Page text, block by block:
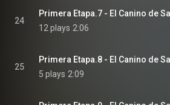
24
Primera Etapa.7 - El Canino de
12 plays 2:06
25
Primera Etapa.8 - El Canino de
5 plays 2:09